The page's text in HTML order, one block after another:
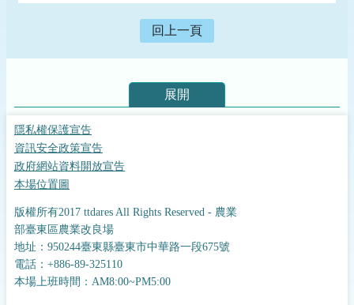
回上一頁
展開
隱私權保護宣告
資訊安全政策宣告
政府網站資料開放宣告
本場位置圖
版權所有2017 ttdares All Rights Reserved - 農業
部臺東區農業改良場
地址：950244臺東縣臺東市中華路一段675號
電話：+886-89-325110
本場上班時間：AM8:00~PM5:00